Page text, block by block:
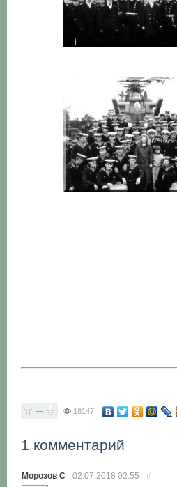
— 18147
1 комментарий
Морозов С 02.07.2018 02:55 #